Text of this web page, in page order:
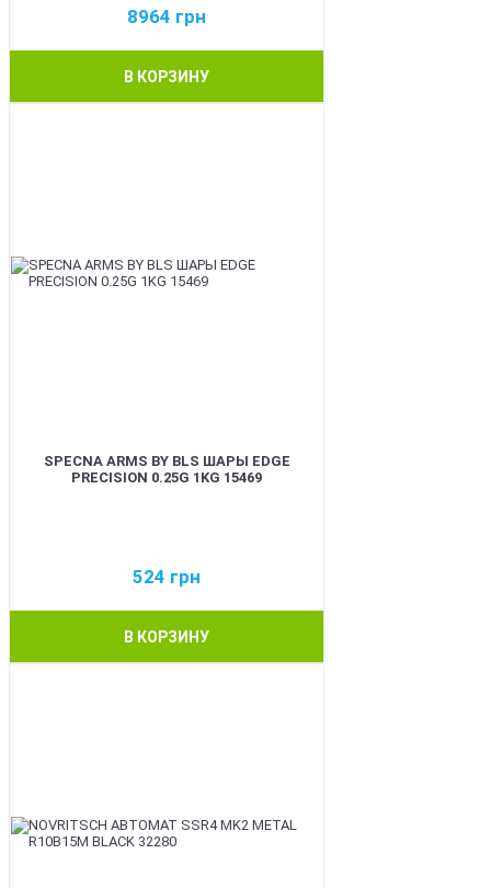
8964 грн
В КОРЗИНУ
SPECNA ARMS BY BLS ШАРЫ EDGE
PRECISION 0.25G 1KG 15469
524 грн
В КОРЗИНУ